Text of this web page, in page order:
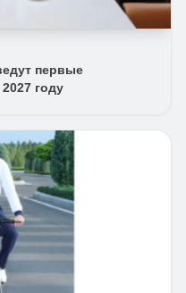
первые
году